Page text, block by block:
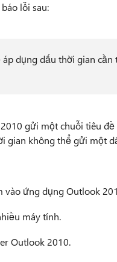
lỗi sau:
dụng dấu thời gian cần
gửi một chuỗi tiêu
gian không thể gửi một
vào ứng dụng Outlook
máy tính.
Outlook 2010.